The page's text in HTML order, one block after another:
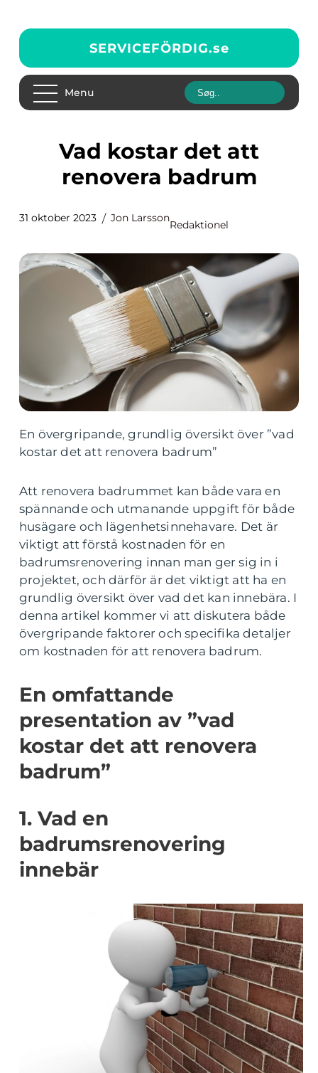
SERVICEFÖRDIG.se
Menu
Vad kostar det att
renovera badrum
31 oktober 2023 Jon Larsson
Redaktionel
En övergripande, grundlig översikt över ”vad
kostar det att renovera badrum”
Att renovera badrummet kan både vara en
spännande och utmanande uppgift för både
husägare och lägenhetsinnehavare. Det är
viktigt att förstå kostnaden för en
badrumsrenovering innan man ger sig in i
projektet, och därför är det viktigt att ha en
grundlig översikt över vad det kan innebära. I
denna artikel kommer vi att diskutera både
övergripande faktorer och specifika detaljer
om kostnaden för att renovera badrum.
En omfattande
presentation av ”vad
kostar det att renovera
badrum”
1. Vad en
badrumsrenovering
innebär